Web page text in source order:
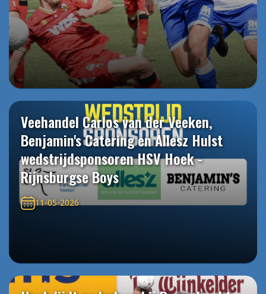
Veehandel Carlos van der Veeken,
Benjamin's Catering en Allesz Hulst
wedstrijdsponsoren HSV Hoek -
Rijnsburgse Boys
11-05-2026